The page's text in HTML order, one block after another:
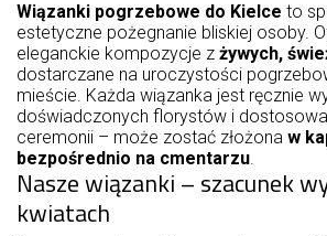
Wiązanki pogrzebowe do Kielce to
estetyczne pożegnanie bliskiej osoby.
eleganckie kompozycje z żywych,
dostarczane na uroczystości
mieście. Każda wiązanka jest ręcznie
doświadczonych florystów i
ceremonii – może zostać złożona w
bezpośrednio na cmentarzu.
Nasze wiązanki – szacunek
kwiatach